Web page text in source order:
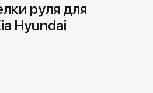
руля для
Hyundai